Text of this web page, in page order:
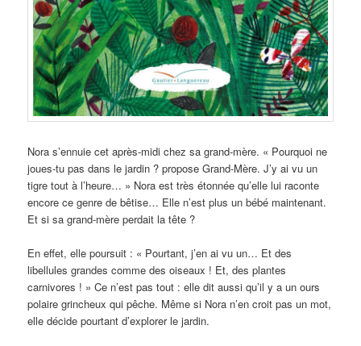
Nora s’ennuie cet après-midi chez sa grand-mère. « Pourquoi ne
joues-tu pas dans le jardin ? propose Grand-Mère. J’y ai vu un
tigre tout à l’heure… » Nora est très étonnée qu’elle lui raconte
encore ce genre de bêtise… Elle n’est plus un bébé maintenant.
Et si sa grand-mère perdait la tête ?
En effet, elle poursuit : « Pourtant, j’en ai vu un… Et des
libellules grandes comme des oiseaux ! Et, des plantes
carnivores ! » Ce n’est pas tout : elle dit aussi qu’il y a un ours
polaire grincheux qui pêche. Même si Nora n’en croit pas un mot,
elle décide pourtant d’explorer le jardin.